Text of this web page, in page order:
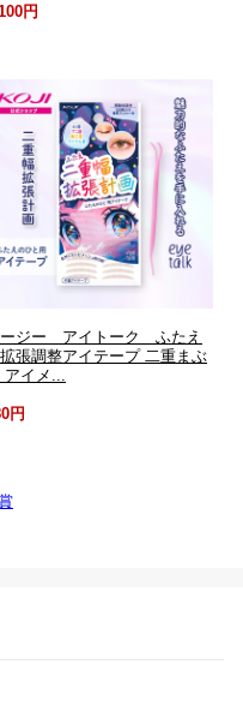
円
ージー アイトーク ふたえ
張調整アイテープ 二重まぶ
アイメ...
円